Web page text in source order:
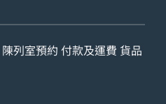
陳列室預約 付款及運費 貨品